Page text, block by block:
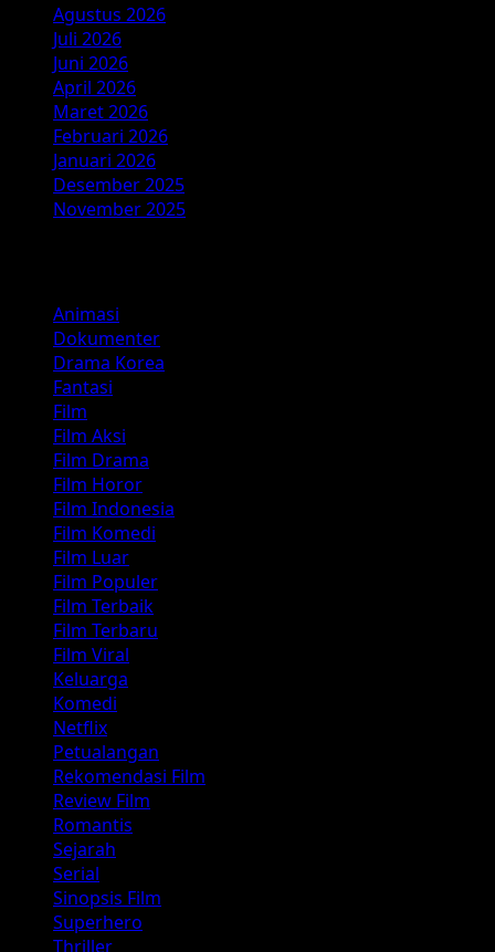
Agustus 2026
Juli 2026
Juni 2026
April 2026
Maret 2026
Februari 2026
Januari 2026
Desember 2025
November 2025
Animasi
Dokumenter
Drama Korea
Fantasi
Film
Film Aksi
Film Drama
Film Horor
Film Indonesia
Film Komedi
Film Luar
Film Populer
Film Terbaik
Film Terbaru
Film Viral
Keluarga
Komedi
Netflix
Petualangan
Rekomendasi Film
Review Film
Romantis
Sejarah
Serial
Sinopsis Film
Superhero
Thriller